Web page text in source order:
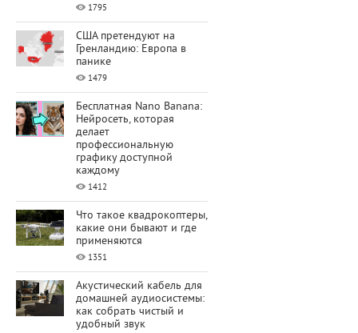
1795
США претендуют на
Гренландию: Европа в
панике
1479
Бесплатная Nano Banana:
Нейросеть, которая
делает
профессиональную
графику доступной
каждому
1412
Что такое квадрокоптеры,
какие они бывают и где
применяются
1351
Акустический кабель для
домашней аудиосистемы:
как собрать чистый и
удобный звук